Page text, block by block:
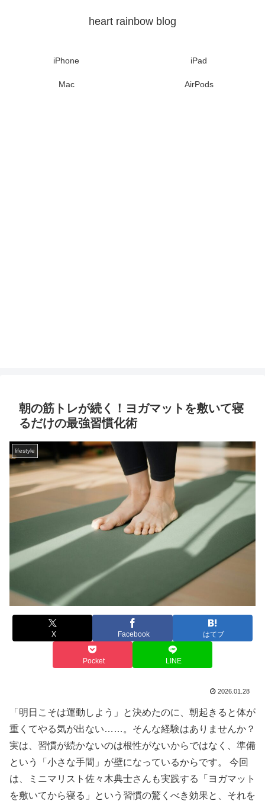
heart rainbow blog
iPhone iPad
Mac AirPods
朝の筋トレが続く！ヨガマットを敷いて寝
るだけの最強習慣化術
lifestyle
X Facebook はてブ
Pocket LINE
2026.01.28
「明日こそは運動しよう」と決めたのに、朝起きると体が
重くてやる気が出ない……。そんな経験はありませんか？
実は、習慣が続かないのは根性がないからではなく、準備
という「小さな手間」が壁になっているからです。 今回
は、ミニマリスト佐々木典士さんも実践する「ヨガマット
を敷いてから寝る」という習慣の驚くべき効果と、それを